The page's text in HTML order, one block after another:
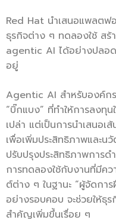
Red Hat นำเสนอแพลตฟ
ธุรกิจต่าง ๆ ทดลองใช้ สร้
agentic AI ได้อย่างปลอ
อยู่
Agentic AI สำหรับองค์กร
“บิ๊กแบง” ที่ทำให้การลงทุ
เปล่า แต่เป็นการนำเสนอ
เพื่อเพิ่มประสิทธิภาพและ
ปรับปรุงประสิทธิภาพการด
การทดลองใช้กับงานที่มีคว
ต์ต่าง ๆ ในฐานะ “ผู้จัดกา
อย่างรอบคอบ จะช่วยให้
สำคัญเพิ่มขึ้นเรื่อย ๆ